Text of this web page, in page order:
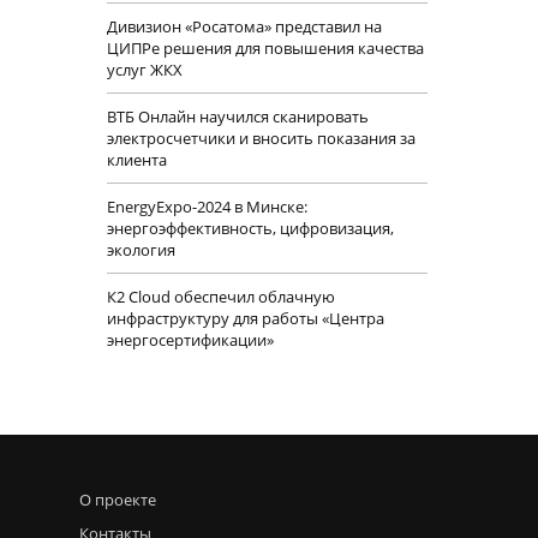
Дивизион «Росатома» представил на
ЦИПРе решения для повышения качества
услуг ЖКХ
ВТБ Онлайн научился сканировать
электросчетчики и вносить показания за
клиента
EnergyExpo-2024 в Минске:
энергоэффективность, цифровизация,
экология
К2 Cloud обеспечил облачную
инфраструктуру для работы «Центра
энергосертификации»
О проекте
Контакты